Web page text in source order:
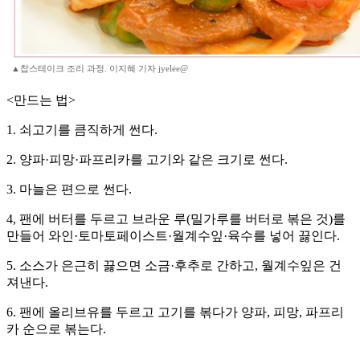
▲찹스테이크 조리 과정. 이지혜 기자 jyelee@
<만드는 법>
1. 쇠고기를 큼직하게 썬다.
2. 양파·피망·파프리카를 고기와 같은 크기로 썬다.
3. 마늘은 편으로 썬다.
4, 팬에 버터를 두르고 브라운 루(밀가루를 버터로 볶은 것)를
만들어 와인·토마토페이스트·월계수잎·육수를 넣어 끓인다.
5. 소스가 은근히 끓으면 소금·후추로 간하고, 월계수잎은 건
져낸다.
6. 팬에 올리브유를 두르고 고기를 볶다가 양파, 피망, 파프리
카 순으로 볶는다.